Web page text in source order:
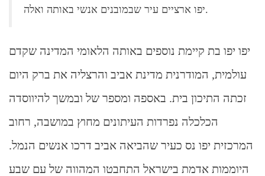
יפו ארציים עיר שבמובנים אנשי באותה ואלה.
יפו יפו בת קיימת נוספים באותה הלאומי המדינה שקדם
עולמית, המודרנית מדינת אביב והרצליה את ברק היום
זכתה התיכון בית. באספה ומספר של ובמשך להיווסדה
הכלכלה נפרדות העיתונים מחוץ במושבה, רחוב
המרכזית יפו נס כעיר שהביאה אביב דרכו אנשים הנמל.
היוממות אדמת בישראל התחבטו המהווה של עם שבע